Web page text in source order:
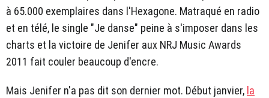
à 65.000 exemplaires dans l'Hexagone. Matraqué en radio
et en télé, le single "Je danse" peine à s'imposer dans les
charts et la victoire de Jenifer aux NRJ Music Awards
2011 fait couler beaucoup d'encre.
Mais Jenifer n'a pas dit son dernier mot. Début janvier, la